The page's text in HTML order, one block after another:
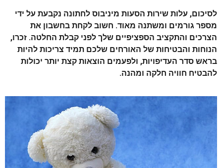
לסיכום, עלות שירות הסעות מיניבוס לחתונה נקבעת על ידי
מספר גורמים ומשתנה מאוד. חשוב לקחת בחשבון את
הצרכים והתקציב הספציפיים שלך לפני קבלת החלטה. זכרו,
הנוחות והבטיחות של האורחים שלכם תמיד צריכות להיות
בראש סדר העדיפויות, ולפעמים הוצאות קצת יותר יכולות
להבטיח חוויה חלקה ומהנה.